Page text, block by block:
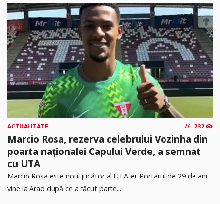
ACTUALITATE 232
Marcio Rosa, rezerva celebrului Vozinha din
poarta naționalei Capului Verde, a semnat
cu UTA
Marcio Rosa este noul jucător al UTA-ei. Portarul de 29 de ani
vine la Arad după ce a făcut parte...